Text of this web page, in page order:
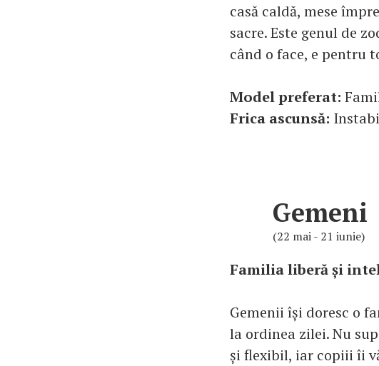
casă caldă, mese
sacre. Este genul de
când o face, e pentru
Model preferat:
Frica ascunsă:
Gemeni
(22 mai - 21 iunie)
Familia liberă și
Gemenii își doresc o
la ordinea zilei. Nu
și flexibil, iar copiii îi